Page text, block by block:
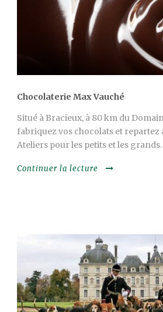
Chocolaterie Max Vauché
Situé à Bracieux, à 80 km du
fabriquez vos chocolats et repartez
Ateliers pour les petits et les
Continuer la lecture